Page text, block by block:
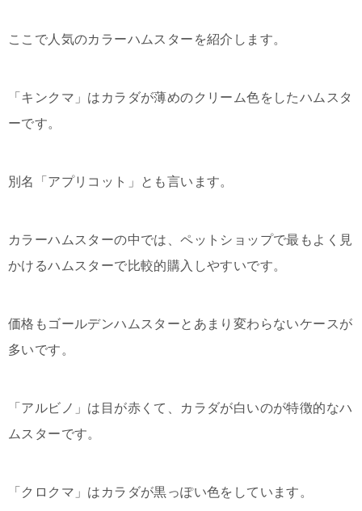
ここで人気のカラーハムスターを紹介します。
「キンクマ」はカラダが薄めのクリーム色をしたハムスタ
ーです。
別名「アプリコット」とも言います。
カラーハムスターの中では、ペットショップで最もよく見
かけるハムスターで比較的購入しやすいです。
価格もゴールデンハムスターとあまり変わらないケースが
多いです。
「アルビノ」は目が赤くて、カラダが白いのが特徴的なハ
ムスターです。
「クロクマ」はカラダが黒っぽい色をしています。